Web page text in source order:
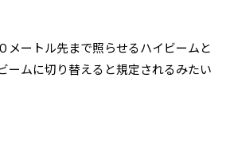
メートル先まで照らせるハイビームと
ームに切り替えると規定されるみたい